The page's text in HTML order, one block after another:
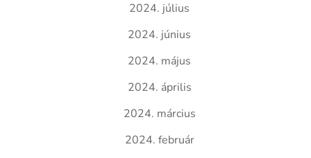
2024. július
2024. június
2024. május
2024. április
2024. március
2024. február